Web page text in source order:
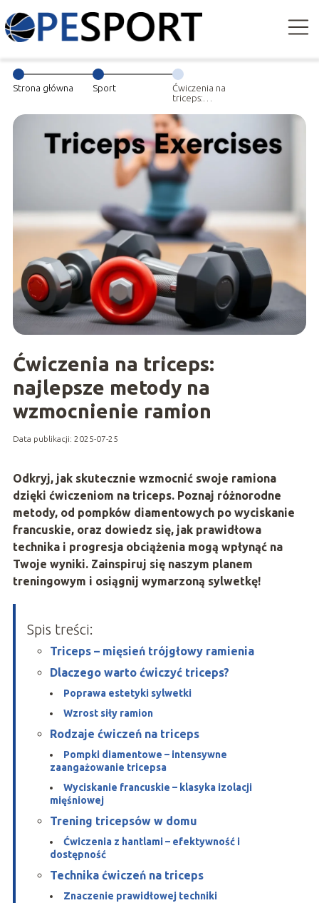
Strona główna Sport
Ćwiczenia na
triceps:
metody na
wzmocnienie
ramion
Ćwiczenia na triceps:
najlepsze metody na
wzmocnienie ramion
Data publikacji: 2025-07-25
Odkryj, jak skutecznie wzmocnić swoje ramiona
dzięki ćwiczeniom na triceps. Poznaj różnorodne
metody, od pompków diamentowych po wyciskanie
francuskie, oraz dowiedz się, jak prawidłowa
technika i progresja obciążenia mogą wpłynąć na
Twoje wyniki. Zainspiruj się naszym planem
treningowym i osiągnij wymarzoną sylwetkę!
Spis treści:
Triceps – mięsień trójgłowy ramienia
Dlaczego warto ćwiczyć triceps?
Poprawa estetyki sylwetki
Wzrost siły ramion
Rodzaje ćwiczeń na triceps
Pompki diamentowe – intensywne
zaangażowanie tricepsa
Wyciskanie francuskie – klasyka izolacji
mięśniowej
Trening tricepsów w domu
Ćwiczenia z hantlami – efektywność i
dostępność
Technika ćwiczeń na triceps
Znaczenie prawidłowej techniki